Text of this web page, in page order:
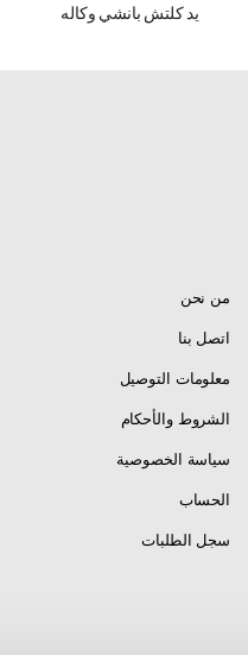
يد كلتش بانشي وكاله
من نحن
اتصل بنا
معلومات التوصيل
الشروط والأحكام
سياسة الخصوصية
الحساب
سجل الطلبات